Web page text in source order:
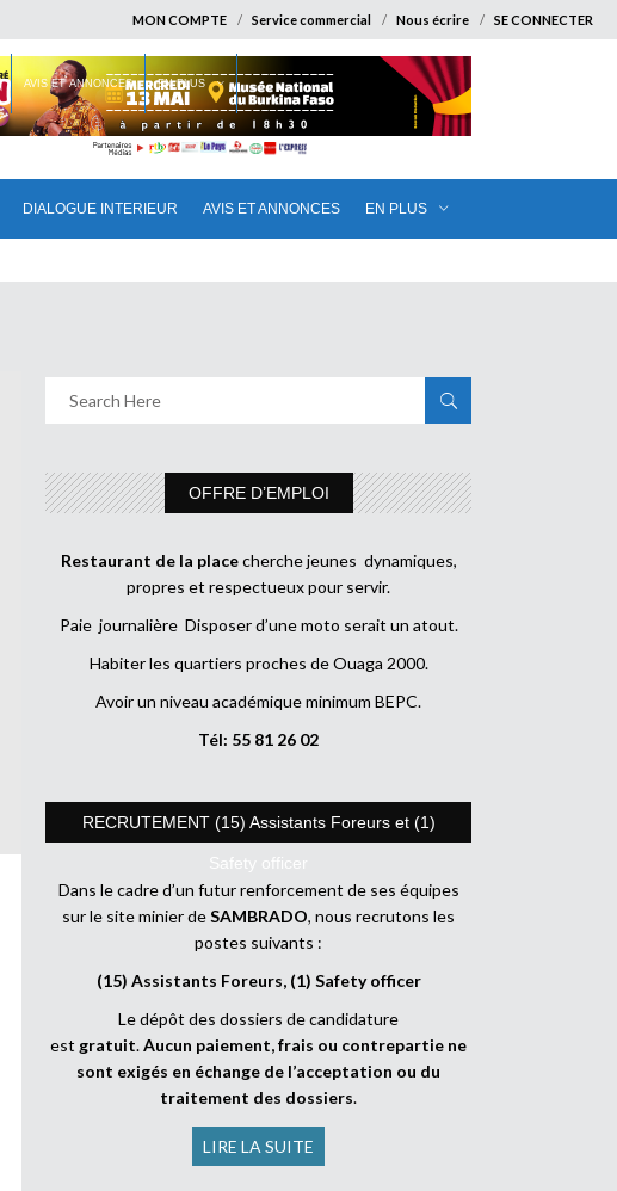
MON COMPTE Service commercial Nous écrire SE CONNECTER
DIALOGUE INTERIEUR AVIS ET ANNONCES EN PLUS
AVIS ET ANNONCES EN PLUS
OFFRE D’EMPLOI
Restaurant de la placecherche jeunes dynamiques,
propres et respectueux pour servir.
Paie journalière Disposer d’une moto serait un atout.
Habiter les quartiers proches de Ouaga 2000.
Avoir un niveau académique minimum BEPC.
Tél: 55 81 26 02
RECRUTEMENT (15) Assistants Foreurs et (1)
Safety officer
Dans le cadre d’un futur renforcement de ses équipes
sur le site minier deSAMBRADO, nous recrutons les
postes suivants :
(15) Assistants Foreurs, (1) Safety officer
Le dépôt des dossiers de candidature
est gratuit.Aucun paiement, frais ou contrepartie ne
sont exigés en échange de l’acceptation ou du
traitement des dossiers.
LIRE LA SUITE